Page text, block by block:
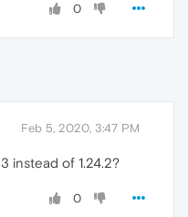
0
Feb 5, 2020, 3:47 PM
instead of 1.24.2?
0